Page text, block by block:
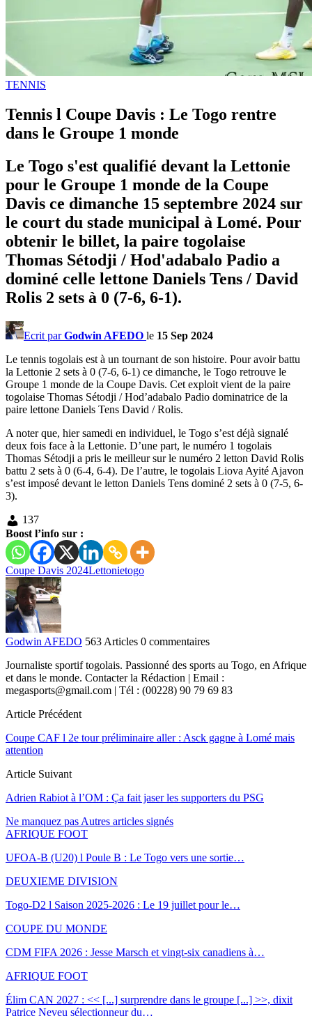
TENNIS
Tennis l Coupe Davis : Le Togo rentre
dans le Groupe 1 monde
Le Togo s'est qualifié devant la Lettonie
pour le Groupe 1 monde de la Coupe
Davis ce dimanche 15 septembre 2024 sur
le court du stade municipal à Lomé. Pour
obtenir le billet, la paire togolaise
Thomas Sétodji / Hod'adabalo Padio a
dominé celle lettone Daniels Tens / David
Rolis 2 sets à 0 (7-6, 6-1).
Ecrit parGodwin AFEDO le 15 Sep 2024
Le tennis togolais est à un tournant de son histoire. Pour avoir battu
la Lettonie 2 sets à 0 (7-6, 6-1) ce dimanche, le Togo retrouve le
Groupe 1 monde de la Coupe Davis. Cet exploit vient de la paire
togolaise Thomas Sétodji / Hod’adabalo Padio dominatrice de la
paire lettone Daniels Tens David / Rolis.
A noter que, hier samedi en individuel, le Togo s’est déjà signalé
deux fois face à la Lettonie. D’une part, le numéro 1 togolais
Thomas Sétodji a pris le meilleur sur le numéro 2 letton David Rolis
battu 2 sets à 0 (6-4, 6-4). De l’autre, le togolais Liova Ayité Ajavon
s’est imposé devant le letton Daniels Tens dominé 2 sets à 0 (7-5, 6-
3).
137
Boost l’info sur :
Coupe Davis 2024Lettonietogo
Godwin AFEDO 563 Articles 0 commentaires
Journaliste sportif togolais. Passionné des sports au Togo, en Afrique
et dans le monde. Contacter la Rédaction | Email :
megasports@gmail.com | Tél : (00228) 90 79 69 83
Article Précédent
Coupe CAF l 2e tour préliminaire aller : Asck gagne à Lomé mais
attention
Article Suivant
Adrien Rabiot à l’OM : Ça fait jaser les supporters du PSG
Ne manquez pas Autres articles signés
AFRIQUE FOOT
UFOA-B (U20) l Poule B : Le Togo vers une sortie…
DEUXIEME DIVISION
Togo-D2 l Saison 2025-2026 : Le 19 juillet pour le…
COUPE DU MONDE
CDM FIFA 2026 : Jesse Marsch et vingt-six canadiens à…
AFRIQUE FOOT
Élim CAN 2027 : << [...] surprendre dans le groupe [...] >>, dixit
Patrice Neveu sélectionneur du…